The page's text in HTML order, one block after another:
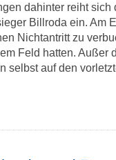
dahinter reiht sich
Billroda ein. Am
Nichtantritt zu
Feld hatten. Außer
selbst auf den